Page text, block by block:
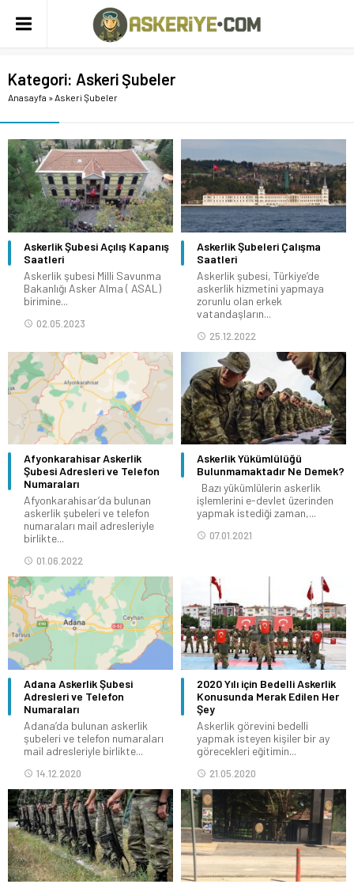
Kategori: Askeri Şubeler
Anasayfa »Askeri Şubeler
Askerlik Şubesi Açılış Kapanış
Saatleri
Askerlik şubesi Milli Savunma
Bakanlığı Asker Alma ( ASAL)
birimine...
02.05.2023
Askerlik Şubeleri Çalışma
Saatleri
Askerlik şubesi, Türkiye’de
askerlik hizmetini yapmaya
zorunlu olan erkek
vatandaşların...
25.12.2022
Afyonkarahisar Askerlik
Şubesi Adresleri ve Telefon
Numaraları
Afyonkarahisar’da bulunan
askerlik şubeleri ve telefon
numaraları mail adresleriyle
birlikte...
01.06.2022
Askerlik Yükümlülüğü
Bulunmamaktadır Ne Demek?
Bazı yükümlülerin askerlik
işlemlerini e-devlet üzerinden
yapmak istediği zaman,...
07.01.2021
Adana Askerlik Şubesi
Adresleri ve Telefon
Numaraları
Adana’da bulunan askerlik
şubeleri ve telefon numaraları
mail adresleriyle birlikte...
14.12.2020
2020 Yılı için Bedelli Askerlik
Konusunda Merak Edilen Her
Şey
Askerlik görevini bedelli
yapmak isteyen kişiler bir ay
görecekleri eğitimin...
21.05.2020